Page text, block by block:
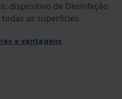
dispositivo de Desinfeção
as superfícies
e vantagens